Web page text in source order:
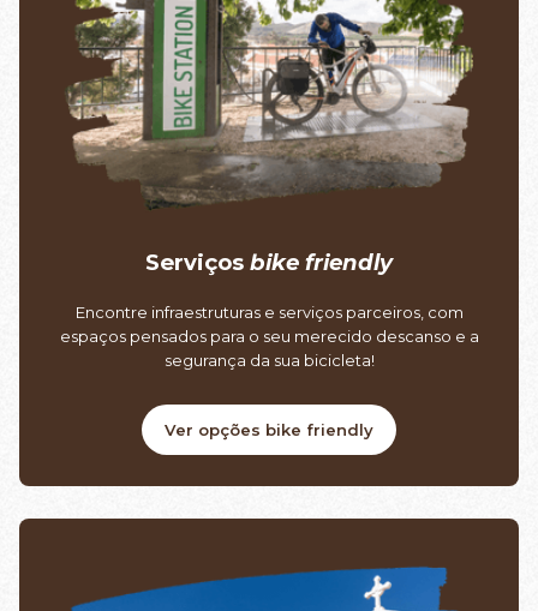
Serviços bike friendly
Encontre infraestruturas e serviços parceiros, com
espaços pensados para o seu merecido descanso e a
segurança da sua bicicleta!
Ver opções bike friendly